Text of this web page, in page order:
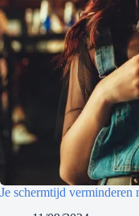
Je schermtijd verminderen